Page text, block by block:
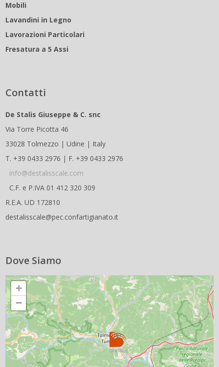
Mobili
Lavandini in Legno
Lavorazioni Particolari
Fresatura a 5 Assi
Contatti
De Stalis Giuseppe & C. snc
Via Torre Picotta 46
33028 Tolmezzo | Udine | Italy
T. +39 0433 2976 | F. +39 0433 2976
info@destalisscale.com
C.F. e P.IVA 01 412 320 309
R.E.A. UD 172810
destalisscale@pec.confartigianato.it
Dove Siamo
+
−